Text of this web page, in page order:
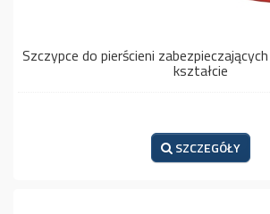
Szczypce do pierścieni
kształcie
SZCZEGÓŁY